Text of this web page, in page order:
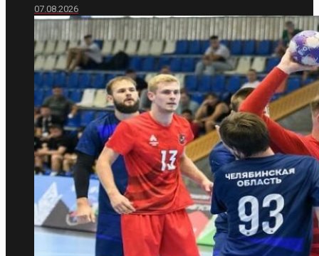
07.08.2026